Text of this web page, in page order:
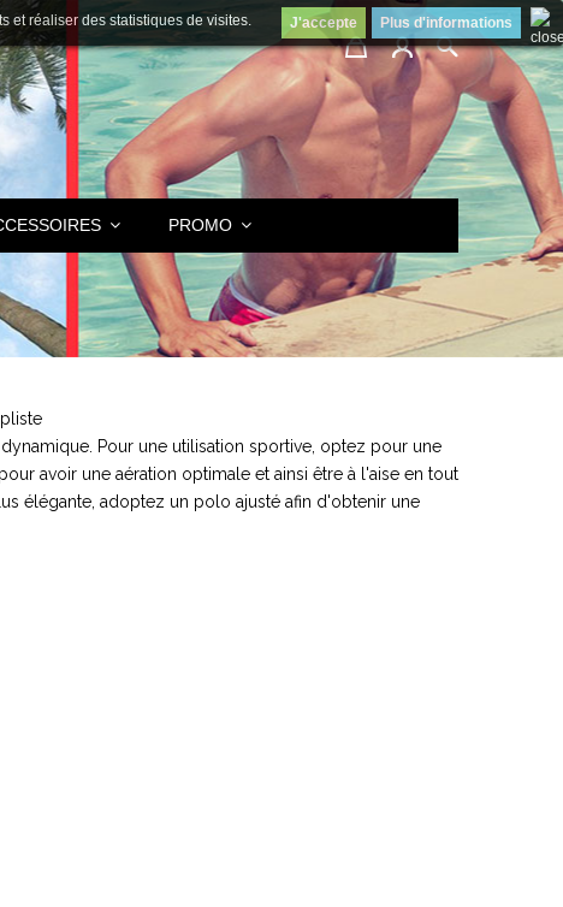
PROMO
et réaliser des statistiques de visites. J'accepte Plus d'informations
Pour une utilisation sportive, optez pour une
avoir une aération optimale et ainsi être à l'aise en tout
élégante, adoptez un polo ajusté afin d'obtenir une